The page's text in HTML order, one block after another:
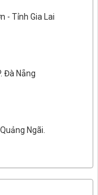
- Tỉnh Gia Lai
Đà Nẵng
Ngãi.